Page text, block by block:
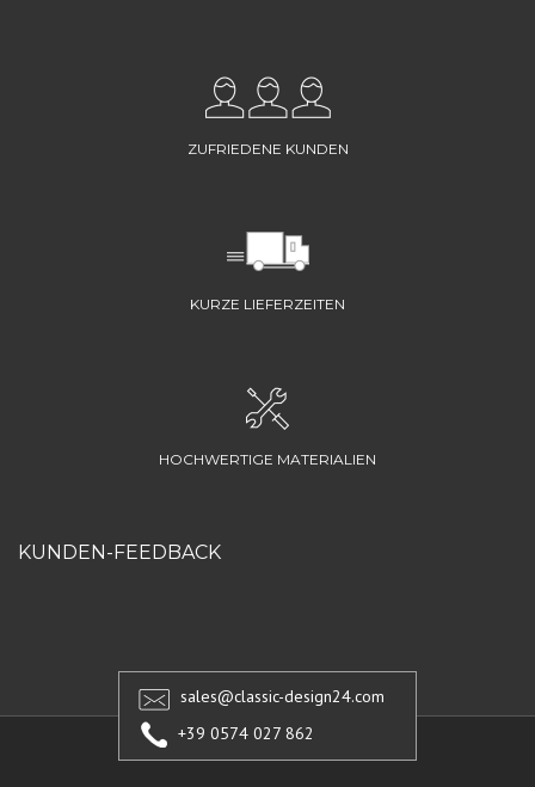
ZUFRIEDENE KUNDEN
KURZE LIEFERZEITEN
HOCHWERTIGE MATERIALIEN
KUNDEN-FEEDBACK
sales@classic-design24.com
+39 0574 027 862